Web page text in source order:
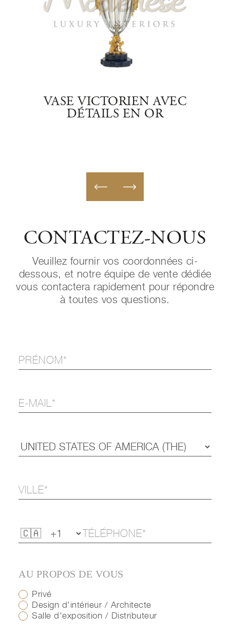
VASE VICTORIEN AVEC
DÉTAILS EN OR
CONTACTEZ-NOUS
Veuillez fournir vos coordonnées ci-
dessous, et notre équipe de vente dédiée
vous contactera rapidement pour répondre
à toutes vos questions.
AU PROPOS DE VOUS
Privé
Design d'intérieur / Architecte
Salle d'exposition / Distributeur